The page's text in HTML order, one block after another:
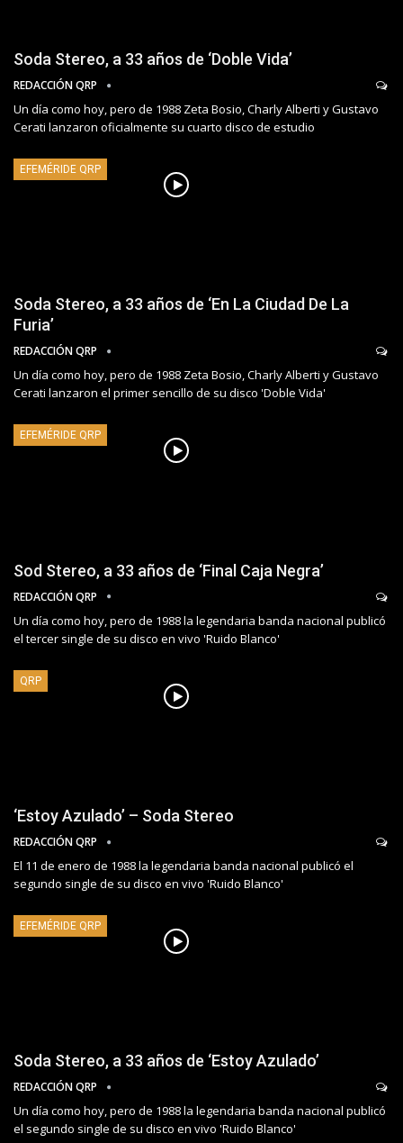
Soda Stereo, a 33 años de ‘Doble Vida’
REDACCIÓN QRP
Un día como hoy, pero de 1988 Zeta Bosio, Charly Alberti y Gustavo
Cerati lanzaron oficialmente su cuarto disco de estudio
EFEMÉRIDE QRP
Soda Stereo, a 33 años de ‘En La Ciudad De La
Furia’
REDACCIÓN QRP
Un día como hoy, pero de 1988 Zeta Bosio, Charly Alberti y Gustavo
Cerati lanzaron el primer sencillo de su disco 'Doble Vida'
EFEMÉRIDE QRP
Sod Stereo, a 33 años de ‘Final Caja Negra’
REDACCIÓN QRP
Un día como hoy, pero de 1988 la legendaria banda nacional publicó
el tercer single de su disco en vivo 'Ruido Blanco'
QRP
‘Estoy Azulado’ – Soda Stereo
REDACCIÓN QRP
El 11 de enero de 1988 la legendaria banda nacional publicó el
segundo single de su disco en vivo 'Ruido Blanco'
EFEMÉRIDE QRP
Soda Stereo, a 33 años de ‘Estoy Azulado’
REDACCIÓN QRP
Un día como hoy, pero de 1988 la legendaria banda nacional publicó
el segundo single de su disco en vivo 'Ruido Blanco'